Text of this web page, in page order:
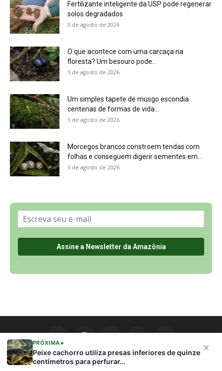
×
PRÓXIMA ▸
Peixe cachorro utiliza presas inferiores de quinze
centímetros para perfurar…
5 de agosto de 2026
Política de Privacidade, LGPD e RGPD
Últimas Notícias
🌎 Español
©